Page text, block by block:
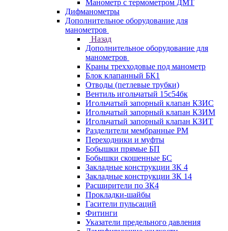
Манометр с термометром ДМТ
Дифманометры
Дополнительное оборудование для
манометров
Назад
Дополнительное оборудование для
манометров
Краны трехходовые под манометр
Блок клапанный БК1
Отводы (петлевые трубки)
Вентиль игольчатый 15с54бк
Игольчатый запорный клапан КЗИС
Игольчатый запорный клапан КЗИМ
Игольчатый запорный клапан КЗИТ
Разделители мембранные РМ
Переходники и муфты
Бобышки прямые БП
Бобышки скошенные БС
Закладные конструкции ЗК 4
Закладные конструкции ЗК 14
Расширители по ЗК4
Прокладки-шайбы
Гасители пульсаций
Фитинги
Указатели предельного давления